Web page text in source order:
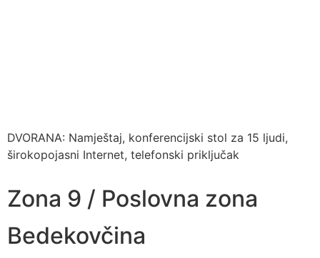
DVORANA: Namještaj, konferencijski stol za 15 ljudi,
širokopojasni Internet, telefonski priključak
Zona 9 / Poslovna zona
Bedekovčina